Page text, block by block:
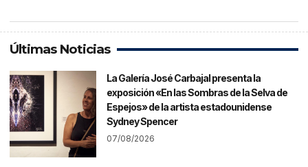
Últimas Noticias
La Galería José Carbajal presenta la
exposición «En las Sombras de la Selva de
Espejos» de la artista estadounidense
Sydney Spencer
07/08/2026